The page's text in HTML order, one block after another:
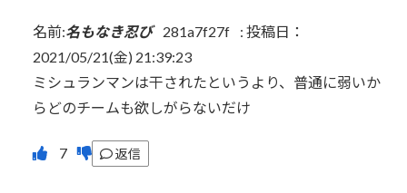
名前:名もなき忍び 281a7f27f : 投稿日：
2021/05/21(金) 21:39:23
ミシュランマンは干されたというより、普通に弱いか
らどのチームも欲しがらないだけ
返信